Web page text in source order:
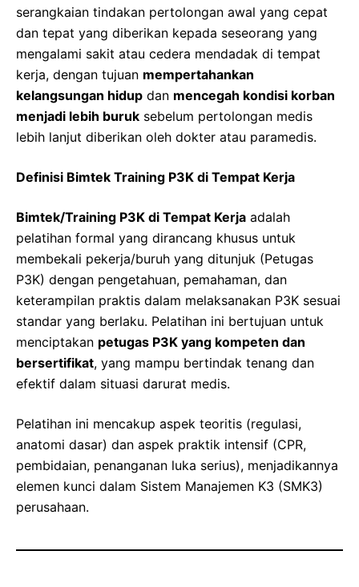
serangkaian tindakan pertolongan awal yang cepat
dan tepat yang diberikan kepada seseorang yang
mengalami sakit atau cedera mendadak di tempat
kerja, dengan tujuan mempertahankan
kelangsungan hidup dan mencegah kondisi korban
menjadi lebih buruk sebelum pertolongan medis
lebih lanjut diberikan oleh dokter atau paramedis.
Definisi Bimtek Training P3K di Tempat Kerja
Bimtek/Training P3K di Tempat Kerja adalah
pelatihan formal yang dirancang khusus untuk
membekali pekerja/buruh yang ditunjuk (Petugas
P3K) dengan pengetahuan, pemahaman, dan
keterampilan praktis dalam melaksanakan P3K sesuai
standar yang berlaku. Pelatihan ini bertujuan untuk
menciptakan petugas P3K yang kompeten dan
bersertifikat, yang mampu bertindak tenang dan
efektif dalam situasi darurat medis.
Pelatihan ini mencakup aspek teoritis (regulasi,
anatomi dasar) dan aspek praktik intensif (CPR,
pembidaian, penanganan luka serius), menjadikannya
elemen kunci dalam Sistem Manajemen K3 (SMK3)
perusahaan.